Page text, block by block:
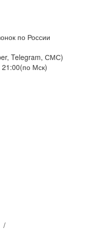
по России
Telegram, СМС)
Мск)
/